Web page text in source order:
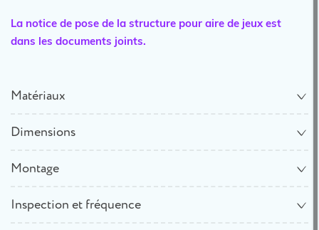
La notice de pose de la structure pour aire de jeux est
dans les documents joints.
Matériaux
Dimensions
Montage
Inspection et fréquence